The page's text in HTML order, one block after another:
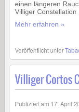
einen längeren
Villiger Constellation
Mehr erfahren »
Veröffentlicht unter
Villiger Cortos
Publiziert am 17. April